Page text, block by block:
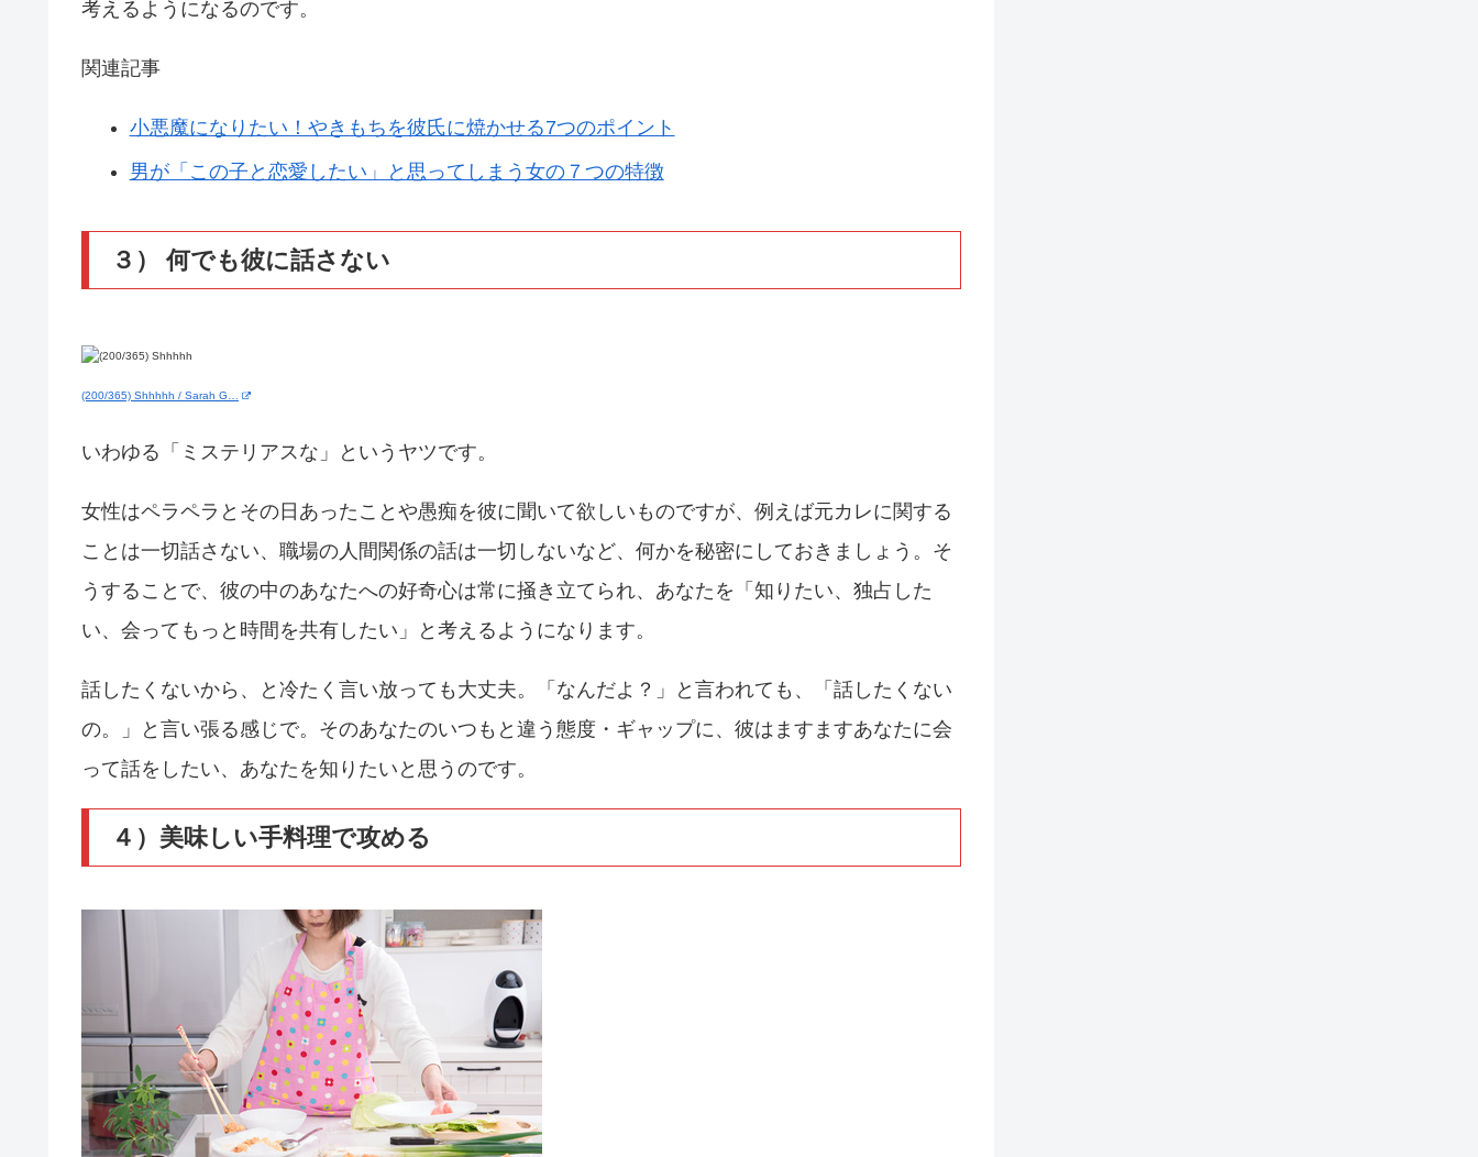
考えるようになるのです。
関連記事
小悪魔になりたい！やきもちを彼氏に焼かせる7つのポイント
男が「この子と恋愛したい」と思ってしまう女の７つの特徴
３） 何でも彼に話さない
(200/365) Shhhhh / Sarah G…
いわゆる「ミステリアスな」というヤツです。
女性はペラペラとその日あったことや愚痴を彼に聞いて欲しいものですが、例えば元カレに関する
ことは一切話さない、職場の人間関係の話は一切しないなど、何かを秘密にしておきましょう。そ
うすることで、彼の中のあなたへの好奇心は常に掻き立てられ、あなたを「知りたい、独占した
い、会ってもっと時間を共有したい」と考えるようになります。
話したくないから、と冷たく言い放っても大丈夫。「なんだよ？」と言われても、「話したくない
の。」と言い張る感じで。そのあなたのいつもと違う態度・ギャップに、彼はますますあなたに会
って話をしたい、あなたを知りたいと思うのです。
４）美味しい手料理で攻める